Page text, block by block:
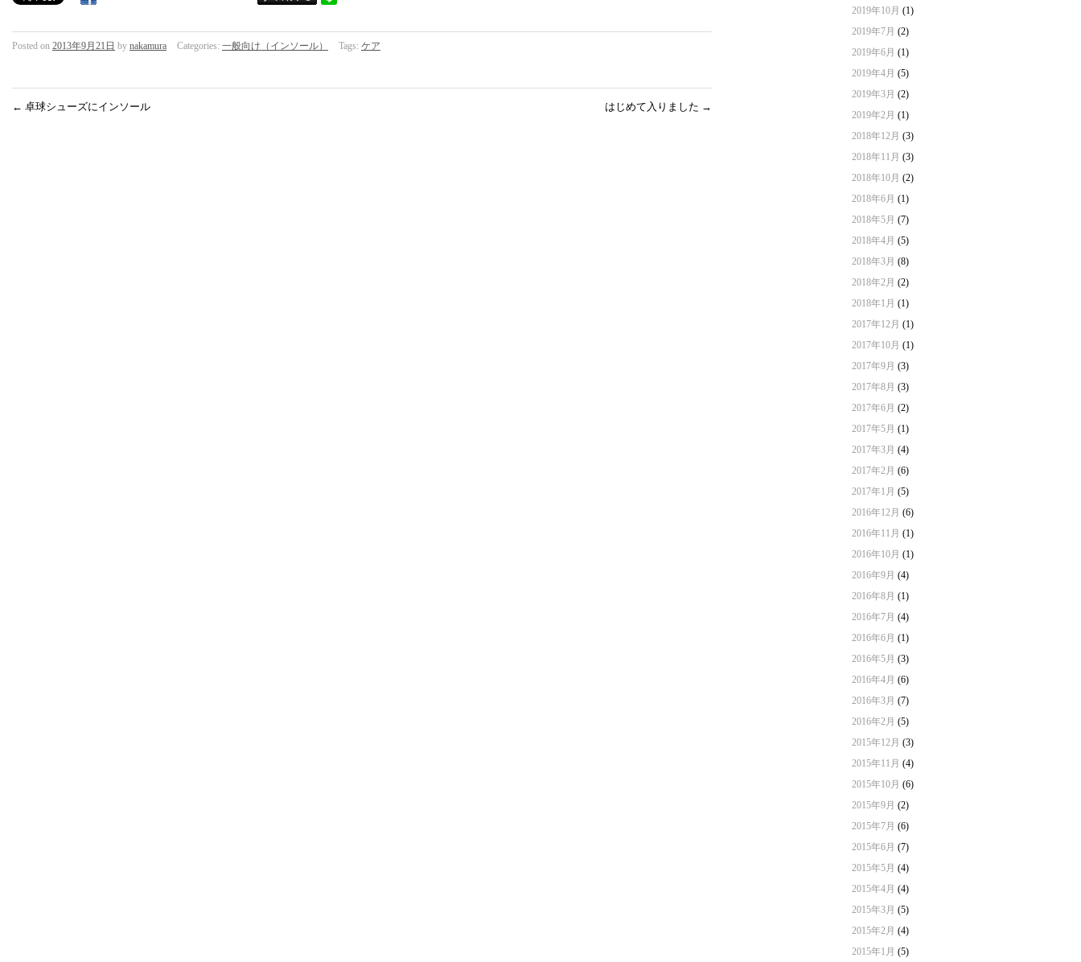
Posted on 2013年9月21日 by nakamura Categories: 一般向け（インソール） Tags: ケア
← 卓球シューズにインソール はじめて入りました →
2019年10月 (1)
2019年7月 (2)
2019年6月 (1)
2019年4月 (5)
2019年3月 (2)
2019年2月 (1)
2018年12月 (3)
2018年11月 (3)
2018年10月 (2)
2018年6月 (1)
2018年5月 (7)
2018年4月 (5)
2018年3月 (8)
2018年2月 (2)
2018年1月 (1)
2017年12月 (1)
2017年10月 (1)
2017年9月 (3)
2017年8月 (3)
2017年6月 (2)
2017年5月 (1)
2017年3月 (4)
2017年2月 (6)
2017年1月 (5)
2016年12月 (6)
2016年11月 (1)
2016年10月 (1)
2016年9月 (4)
2016年8月 (1)
2016年7月 (4)
2016年6月 (1)
2016年5月 (3)
2016年4月 (6)
2016年3月 (7)
2016年2月 (5)
2015年12月 (3)
2015年11月 (4)
2015年10月 (6)
2015年9月 (2)
2015年7月 (6)
2015年6月 (7)
2015年5月 (4)
2015年4月 (4)
2015年3月 (5)
2015年2月 (4)
2015年1月 (5)